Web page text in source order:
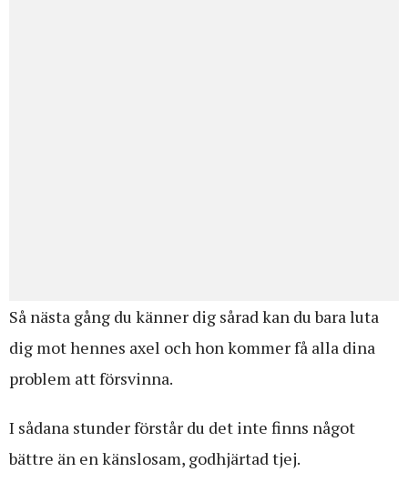
Så nästa gång du känner dig sårad kan du bara luta
dig mot hennes axel och hon kommer få alla dina
problem att försvinna.
I sådana stunder förstår du det inte finns något
bättre än en känslosam, godhjärtad tjej.